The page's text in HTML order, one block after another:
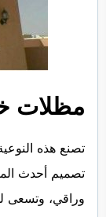
مظلات
تصنع هذه
تصميم أحدث
وراقي، وتسعى